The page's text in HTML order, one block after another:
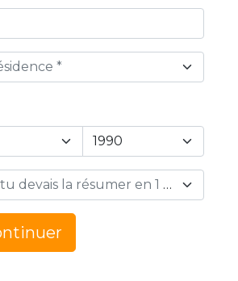
*
Ta situation actuelle, si tu devais la résumer en 1 mot… *